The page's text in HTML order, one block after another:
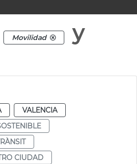
Movilidad
y
VALENCIA
CIUDAD